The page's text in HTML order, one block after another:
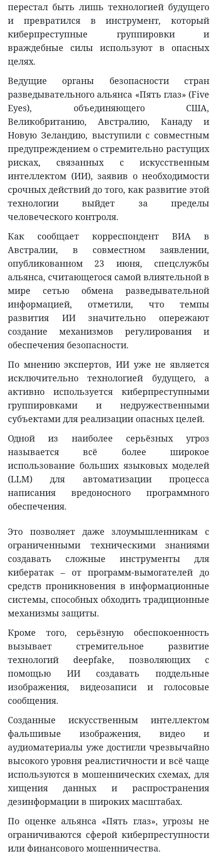
перестал быть лишь технологией будущего
и превратился в инструмент, который
киберпреступные группировки и
враждебные силы используют в опасных
целях.
Ведущие органы безопасности стран
разведывательного альянса «Пять глаз» (Five
Eyes), объединяющего США,
Великобританию, Австралию, Канаду и
Новую Зеландию, выступили с совместным
предупреждением о стремительно растущих
рисках, связанных с искусственным
интеллектом (ИИ), заявив о необходимости
срочных действий до того, как развитие этой
технологии выйдет за пределы
человеческого контроля.
Как сообщает корреспондент ВИА в
Австралии, в совместном заявлении,
опубликованном 23 июня, спецслужбы
альянса, считающегося самой влиятельной в
мире сетью обмена разведывательной
информацией, отметили, что темпы
развития ИИ значительно опережают
создание механизмов регулирования и
обеспечения безопасности.
По мнению экспертов, ИИ уже не является
исключительно технологией будущего, а
активно используется киберпреступными
группировками и недружественными
субъектами для реализации опасных целей.
Одной из наиболее серьёзных угроз
называется всё более широкое
использование больших языковых моделей
(LLM) для автоматизации процесса
написания вредоносного программного
обеспечения.
Это позволяет даже злоумышленникам с
ограниченными техническими знаниями
создавать сложные инструменты для
кибератак – от программ-вымогателей до
средств проникновения в информационные
системы, способных обходить традиционные
механизмы защиты.
Кроме того, серьёзную обеспокоенность
вызывает стремительное развитие
технологий deepfake, позволяющих с
помощью ИИ создавать поддельные
изображения, видеозаписи и голосовые
сообщения.
Созданные искусственным интеллектом
фальшивые изображения, видео и
аудиоматериалы уже достигли чрезвычайно
высокого уровня реалистичности и всё чаще
используются в мошеннических схемах, для
хищения данных и распространения
дезинформации в широких масштабах.
По оценке альянса «Пять глаз», угрозы не
ограничиваются сферой киберпреступности
или финансового мошенничества.